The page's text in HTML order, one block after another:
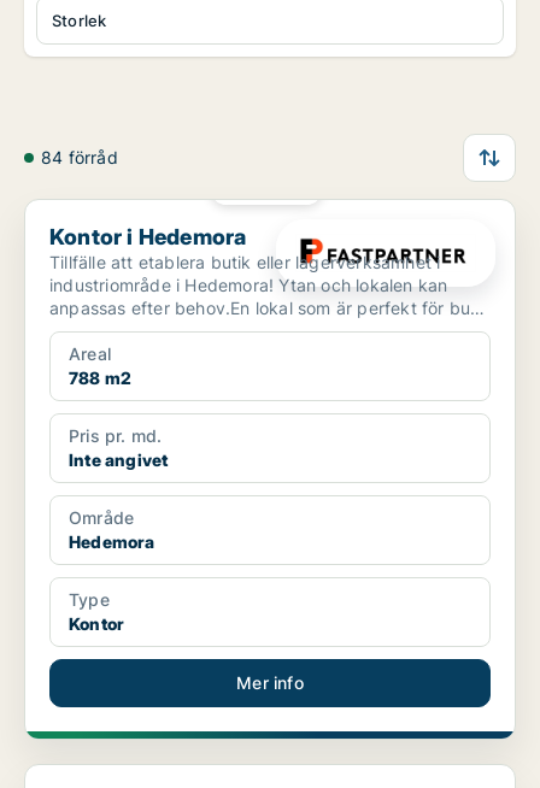
Storlek
84 förråd
Kontor i Hedemora
Kontor i Hedemora
Tillfälle att etablera butik eller lagerverksamhet i
industriområde i Hedemora! Ytan och lokalen kan
anpassas efter behov.En lokal som är perfekt för butik
...
Areal
788 m2
Pris pr. md.
Inte angivet
Område
Hedemora
Type
Kontor
Mer info
Lager i Falun